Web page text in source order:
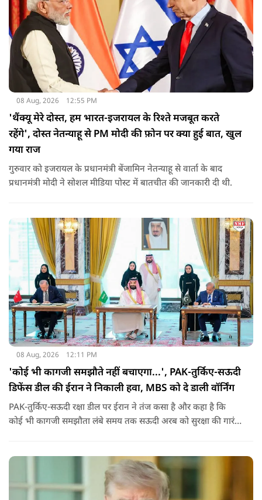
08 Aug, 2026 12:55 PM
'थैंक्यू मेरे दोस्त, हम भारत-इजरायल के रिश्ते मजबूत करते
रहेंगे', दोस्त नेतन्याहू से PM मोदी की फ़ोन पर क्या हुई बात, खुल
गया राज
गुरुवार को इजरायल के प्रधानमंत्री बेंजामिन नेतन्याहू से वार्ता के बाद
प्रधानमंत्री मोदी ने सोशल मीड‍िया पोस्‍ट में बातचीत की जानकारी दी थी.
08 Aug, 2026 12:11 PM
'कोई भी कागजी समझौते नहीं बचाएगा...', PAK-तुर्किए-सऊदी
डिफेंस डील की ईरान ने निकाली हवा, MBS को दे डाली वॉर्निंग
PAK-तुर्किए-सऊदी रक्षा डील पर ईरान ने तंज कसा है और कहा है कि
कोई भी कागजी समझौता लंबे समय तक सऊदी अरब को सुरक्षा की गारंटी